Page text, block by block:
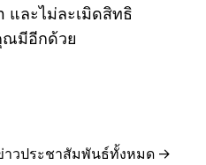
และไม่ละเมิดสิทธิ
ณมีอีกด้วย
าวประชาสัมพันธ์ทั้งหมด →